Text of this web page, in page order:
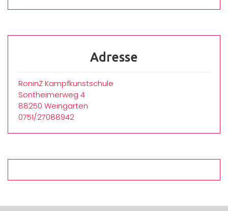
Adresse
RoninZ Kampfkunstschule
Sontheimerweg 4
88250 Weingarten
0751/27088942